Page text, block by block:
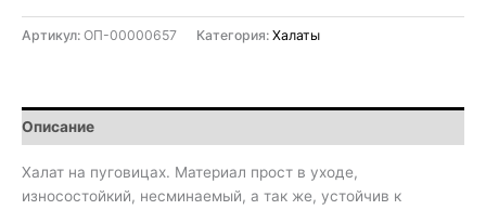
Артикул: ОП-00000657 Категория: Халаты
Описание
Халат на пуговицах. Материал прост в уходе,
износостойкий, несминаемый, а так же, устойчив к